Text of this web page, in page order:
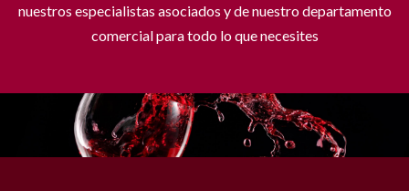
nuestros especialistas asociados y de nuestro departamento
comercial para todo lo que necesites